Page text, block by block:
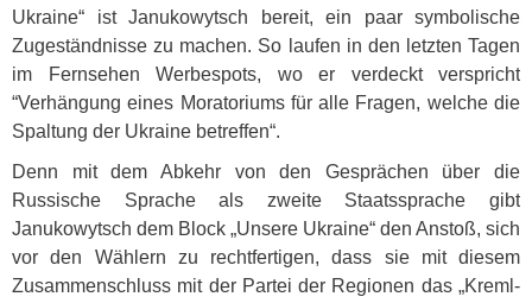
Ukraine“ ist Janukowytsch bereit, ein paar symbolische
Zugeständnisse zu machen. So laufen in den letzten Tagen
im Fernsehen Werbespots, wo er verdeckt verspricht
“Verhängung eines Moratoriums für alle Fragen, welche die
Spaltung der Ukraine betreffen“.
Denn mit dem Abkehr von den Gesprächen über die
Russische Sprache als zweite Staatssprache gibt
Janukowytsch dem Block „Unsere Ukraine“ den Anstoß, sich
vor den Wählern zu rechtfertigen, dass sie mit diesem
Zusammenschluss mit der Partei der Regionen das „Kreml-